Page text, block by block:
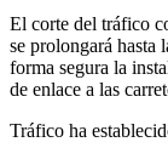
El corte del tráfico
se prolongará hasta
forma segura la
de enlace a las
Tráfico ha